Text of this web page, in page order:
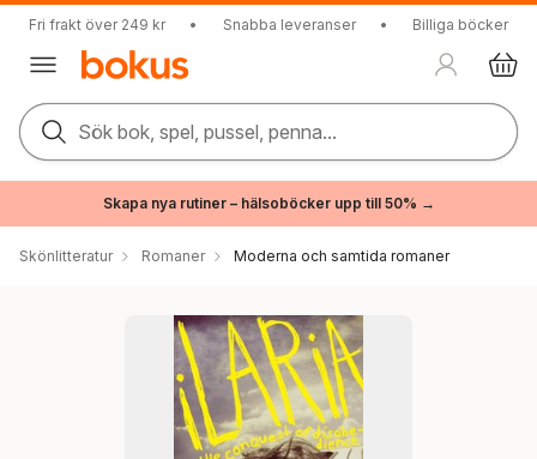
Fri frakt över 249 kr • Snabba leveranser • Billiga böcker
Sök bok, spel, pussel, penna...
Skapa nya rutiner – hälsoböcker upp till 50% →
Skönlitteratur Romaner Moderna och samtida romaner